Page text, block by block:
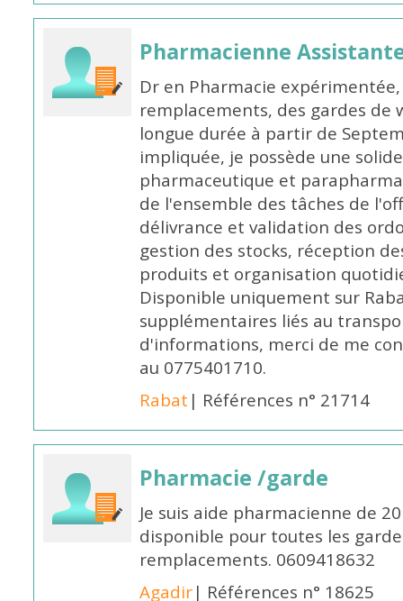
Pharmacienne
Dr en Pharmacie
remplacements, des gardes de
longue durée à partir de
impliquée, je possède une
pharmaceutique et
de l'ensemble des tâches de
délivrance et validation des
gestion des stocks, réception
produits et organisation
Disponible uniquement sur
supplémentaires liés au
d'informations, merci de me
au 0775401710.
Rabat | Références n° 21714
Pharmacie /garde
Je suis aide pharmacienne de
disponible pour toutes les
remplacements. 0609418632
Agadir| Références n° 18625